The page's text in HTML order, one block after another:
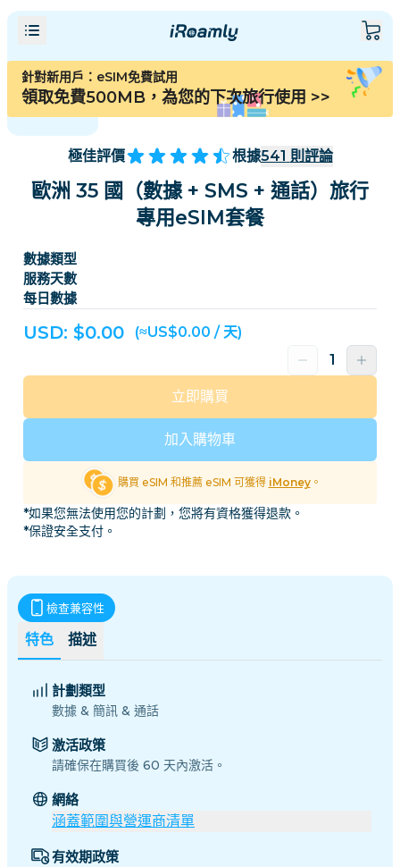
針對新用戶：eSIM免費試用
領取免費500MB，為您的下次旅行使用 >>
極佳評價 根據541 則評論
歐洲 35 國（數據 + SMS + 通話）旅行
專用eSIM套餐
數據類型
服務天數
每日數據
USD: $0.00 (≈US$0.00 / 天)
加入購物車
立即購買
購買 eSIM 和推薦 eSIM 可獲得 iMoney。
*如果您無法使用您的計劃，您將有資格獲得退款。
*保證安全支付。
特色 描述
檢查兼容性
計劃類型
數據 & 簡訊 & 通話
激活政策
請確保在購買後 60 天內激活。
網絡
涵蓋範圍與營運商清單
有效期政策